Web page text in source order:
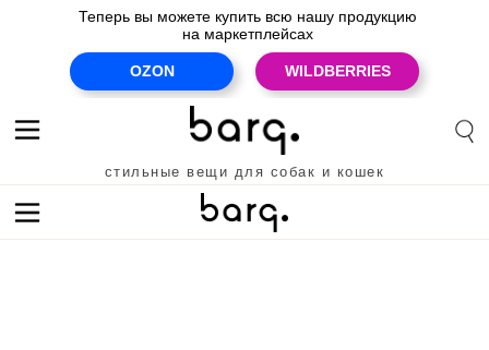
Теперь вы можете купить всю нашу продукцию
на маркетплейсах
WILDBERRIES
OZON
стильные вещи для собак и кошек